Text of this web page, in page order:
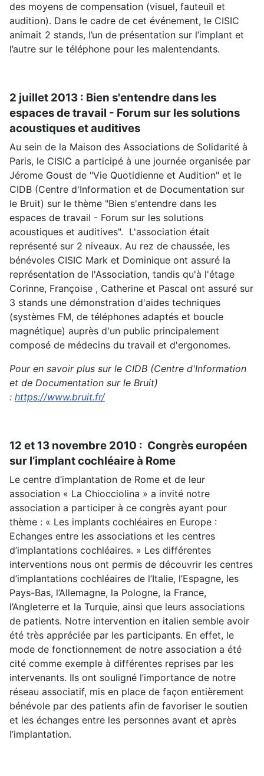
des moyens de compensation (visuel, fauteuil et
audition). Dans le cadre de cet événement, le CISIC
animait 2 stands, l’un de présentation sur l’implant et
l’autre sur le téléphone pour les malentendants.
2 juillet 2013 : Bien s'entendre dans les
espaces de travail - Forum sur les solutions
acoustiques et auditives
Au sein de la Maison des Associations de Solidarité à
Paris, le CISIC a participé à une journée organisée par
Jérome Goust de "Vie Quotidienne et Audition" et le
CIDB (Centre d'Information et de Documentation sur
le Bruit) sur le thème "Bien s'entendre dans les
espaces de travail - Forum sur les solutions
acoustiques et auditives". L'association était
représenté sur 2 niveaux. Au rez de chaussée, les
bénévoles CISIC Mark et Dominique ont assuré la
représentation de l'Association, tandis qu'à l'étage
Corinne, Françoise , Catherine et Pascal ont assuré sur
3 stands une démonstration d'aides techniques
(systèmes FM, de téléphones adaptés et boucle
magnétique) auprès d'un public principalement
composé de médecins du travail et d'ergonomes.
Pour en savoir plus sur le CIDB (Centre d'Information
et de Documentation sur le Bruit)
: https://www.bruit.fr/
12 et 13 novembre 2010 : Congrès européen
sur l’implant cochléaire à Rome
Le centre d’implantation de Rome et de leur
association « La Chiocciolina » a invité notre
association a participer à ce congrès ayant pour
thème : « Les implants cochléaires en Europe :
Echanges entre les associations et les centres
d’implantations cochléaires. » Les différentes
interventions nous ont permis de découvrir les centres
d’implantations cochléaires de l’Italie, l’Espagne, les
Pays-Bas, l’Allemagne, la Pologne, la France,
l’Angleterre et la Turquie, ainsi que leurs associations
de patients. Notre intervention en italien semble avoir
été très appréciée par les participants. En effet, le
mode de fonctionnement de notre association a été
cité comme exemple à différentes reprises par les
intervenants. Ils ont souligné l’importance de notre
réseau associatif, mis en place de façon entièrement
bénévole par des patients afin de favoriser le soutien
et les échanges entre les personnes avant et après
l’implantation.